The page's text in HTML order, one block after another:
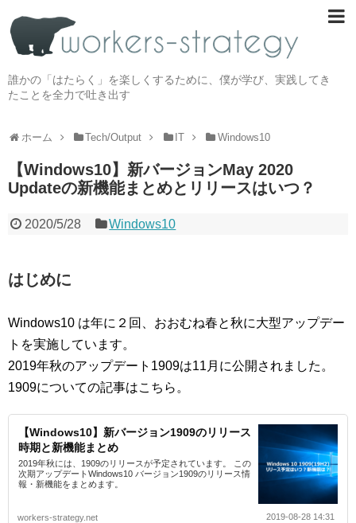
誰かの「はたらく」を楽しくするために、僕が学び、実践してき
たことを全力で吐き出す
ホーム Tech/Output IT Windows10
【Windows10】新バージョンMay 2020
Updateの新機能まとめとリリースはいつ？
2020/5/28 Windows10
はじめに
Windows10 は年に２回、おおむね春と秋に大型アップデー
トを実施しています。
2019年秋のアップデート1909は11月に公開されました。
1909についての記事はこちら。
【Windows10】新バージョン1909のリリース
時期と新機能まとめ
2019年秋には、1909のリリースが予定されています。 この
次期アップデートWindows10 バージョン1909のリリース情
報・新機能をまとめます。
workers-strategy.net 2019-08-28 14:31